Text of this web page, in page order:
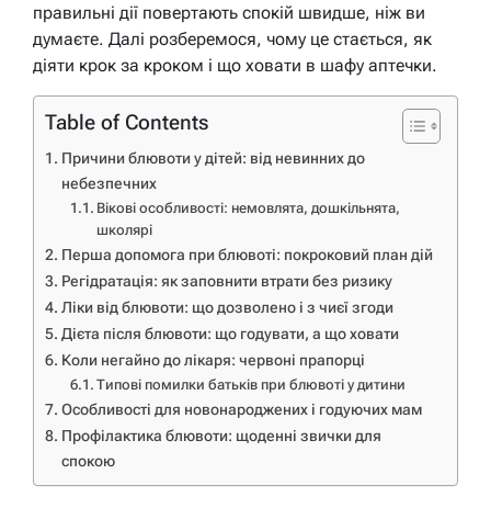
правильні дії повертають спокій швидше, ніж ви
думаєте. Далі розберемося, чому це стається, як
діяти крок за кроком і що ховати в шафу аптечки.
Table of Contents
Причини блювоти у дітей: від невинних до
небезпечних
Вікові особливості: немовлята, дошкільнята,
школярі
Перша допомога при блювоті: покроковий план дій
Регідратація: як заповнити втрати без ризику
Ліки від блювоти: що дозволено і з чиєї згоди
Дієта після блювоти: що годувати, а що ховати
Коли негайно до лікаря: червоні прапорці
Типові помилки батьків при блювоті у дитини
Особливості для новонароджених і годуючих мам
Профілактика блювоти: щоденні звички для
спокою